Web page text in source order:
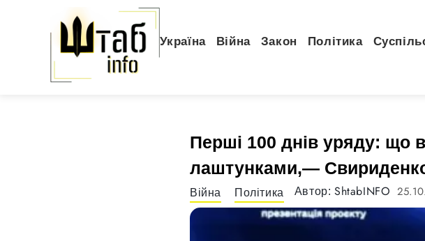
Україна Війна Закон Політика
Перші 100 днів уряду: що
лаштунками,—
Війна Політика Автор:ShtabINFO